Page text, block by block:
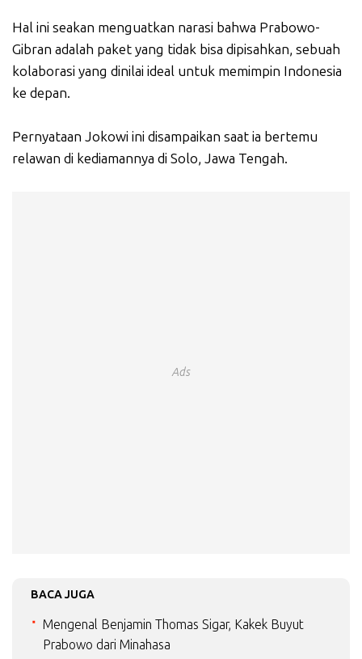
Hal ini seakan menguatkan narasi bahwa Prabowo-
Gibran adalah paket yang tidak bisa dipisahkan, sebuah
kolaborasi yang dinilai ideal untuk memimpin Indonesia
ke depan.
Pernyataan Jokowi ini disampaikan saat ia bertemu
relawan di kediamannya di Solo, Jawa Tengah.
Ads
BACA JUGA
Mengenal Benjamin Thomas Sigar, Kakek Buyut
Prabowo dari Minahasa